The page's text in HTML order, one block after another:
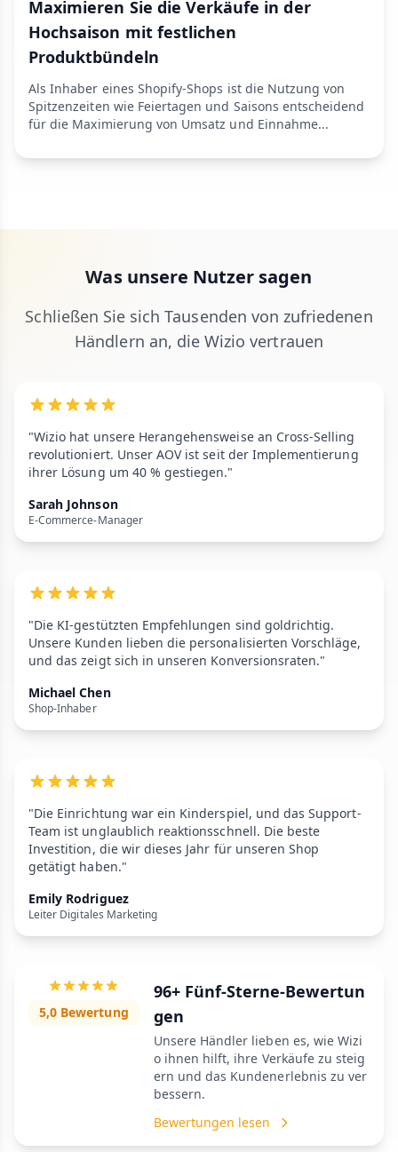
Maximieren Sie die Verkäufe in der
Hochsaison mit festlichen
Produktbündeln
Als Inhaber eines Shopify-Shops ist die Nutzung von
Spitzenzeiten wie Feiertagen und Saisons entscheidend
für die Maximierung von Umsatz und Einnahme...
Was unsere Nutzer sagen
Schließen Sie sich Tausenden von zufriedenen
Händlern an, die Wizio vertrauen
"Wizio hat unsere Herangehensweise an Cross-Selling
revolutioniert. Unser AOV ist seit der Implementierung
ihrer Lösung um 40 % gestiegen."
Sarah Johnson
E-Commerce-Manager
"Die KI-gestützten Empfehlungen sind goldrichtig.
Unsere Kunden lieben die personalisierten Vorschläge,
und das zeigt sich in unseren Konversionsraten."
Michael Chen
Shop-Inhaber
"Die Einrichtung war ein Kinderspiel, und das Support-
Team ist unglaublich reaktionsschnell. Die beste
Investition, die wir dieses Jahr für unseren Shop
getätigt haben."
Emily Rodriguez
Leiter Digitales Marketing
5,0 Bewertung
96+ Fünf-Sterne-Bewertun
gen
Unsere Händler lieben es, wie Wizi
o ihnen hilft, ihre Verkäufe zu steig
ern und das Kundenerlebnis zu ver
bessern.
Bewertungen lesen